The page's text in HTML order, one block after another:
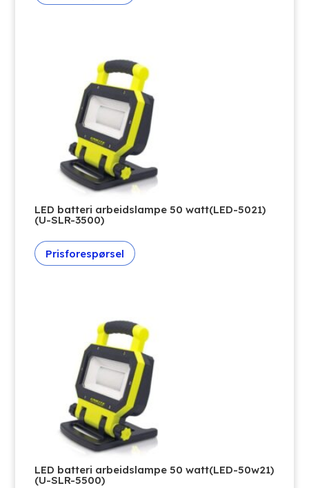
LED batteri arbeidslampe 50 watt(LED-5021)
(U-SLR-3500)
Prisforespørsel
LED batteri arbeidslampe 50 watt(LED-50w21)
(U-SLR-5500)